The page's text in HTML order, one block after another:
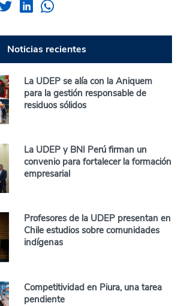
Noticias recientes
La UDEP se alía con la Aniquem
para la gestión responsable de
residuos sólidos
La UDEP y BNI Perú firman un
convenio para fortalecer la formación
empresarial
Profesores de la UDEP presentan en
Chile estudios sobre comunidades
indígenas
Competitividad en Piura, una tarea
pendiente